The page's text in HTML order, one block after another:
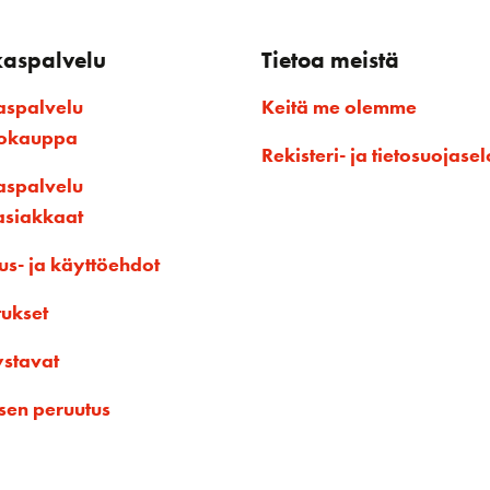
ja käyttöehdot
peruutus
Tietoa meistä
Keitä me olemme
Rekisteri- ja